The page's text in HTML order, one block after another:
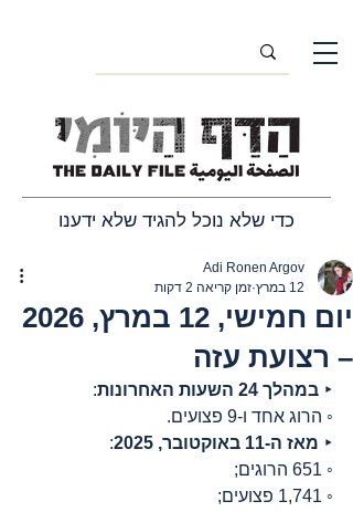
כדי שלא נוכל להגיד שלא ידענו
יום חמישי, 12 במרץ, 2026
– רצועת עזה
Adi Ronen Argov
12 במרץ
זמן קריאה 2 דקות
‣ במהלך 24 השעות האחרונות
:
◦ הרוג אחד ו-9 פצועים.
‣ מאז ה-11 באוקטובר, 2025
:
◦ 651 הרוגים;
◦ 1,741 פצועים;